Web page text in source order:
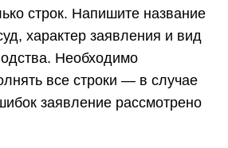
строк. Напишите название
характер заявления и вид
Необходимо
все строки — в случае
заявление рассмотрено